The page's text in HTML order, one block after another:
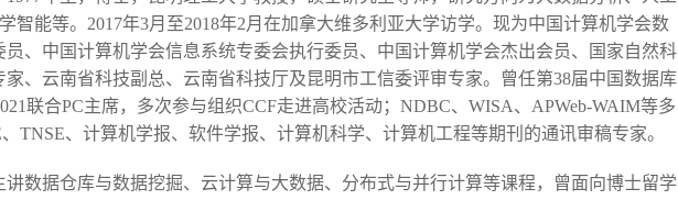
智能等。2017年3月至2018年2月在加拿大维多利亚大学访学。现为中国计算机学会数
员、中国计算机学会信息系统专委会执行委员、中国计算机学会杰出会员、国家自然科
家、云南省科技副总、云南省科技厅及昆明市工信委评审专家。曾任第38届中国数据库
联合PC主席，多次参与组织CCF走进高校活动；NDBC、WISA、APWeb-WAIM等多
TNSE、计算机学报、软件学报、计算机科学、计算机工程等期刊的通讯审稿专家。
讲数据仓库与数据挖掘、云计算与大数据、分布式与并行计算等课程，曾面向博士留学